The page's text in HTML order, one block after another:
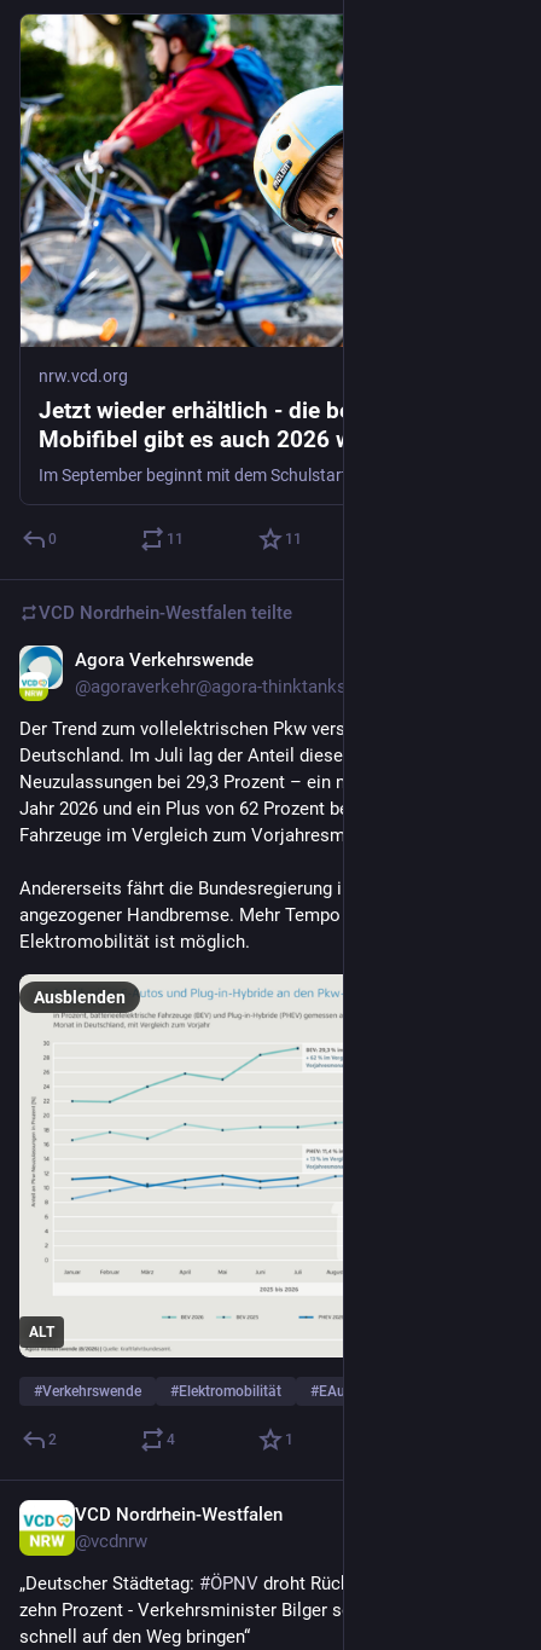
nrw.vcd.org
Jetzt wieder erhältlich - die beliebte VCD-
Mobifibel gibt es auch 2026 wieder in
Kooperation mit vier Verkehrsverbünden in
NRW.
0 11 11
VCD Nordrhein-Westfalen teilte
Agora Verkehrswende
@agoraverkehr@agora-thinktanks.social
Der Trend zum vollelektrischen Pkw verstärkt sich weiter in
Deutschland. Im Juli lag der Anteil dieser Antriebsart an den
Neuzulassungen bei 29,3 Prozent – ein neuer Höchststand im
Jahr 2026 und ein Plus von 62 Prozent bei der Zahl der
Fahrzeuge im Vergleich zum Vorjahresmonat.
Andererseits fährt die Bundesregierung immer noch mit
angezogener Handbremse. Mehr Tempo beim Hochlauf der
Elektromobilität ist möglich.
ALT
Ausblenden
#Verkehrswende #Elektromobilität #EAuto
2 4 1
VCD Nordrhein-Westfalen
@vcdnrw
„Deutscher Städtetag: #ÖPNV droht Rückgang um mehr als
zehn Prozent - Verkehrsminister Bilger soll Mobilitätspakt
schnell auf den Weg bringen“